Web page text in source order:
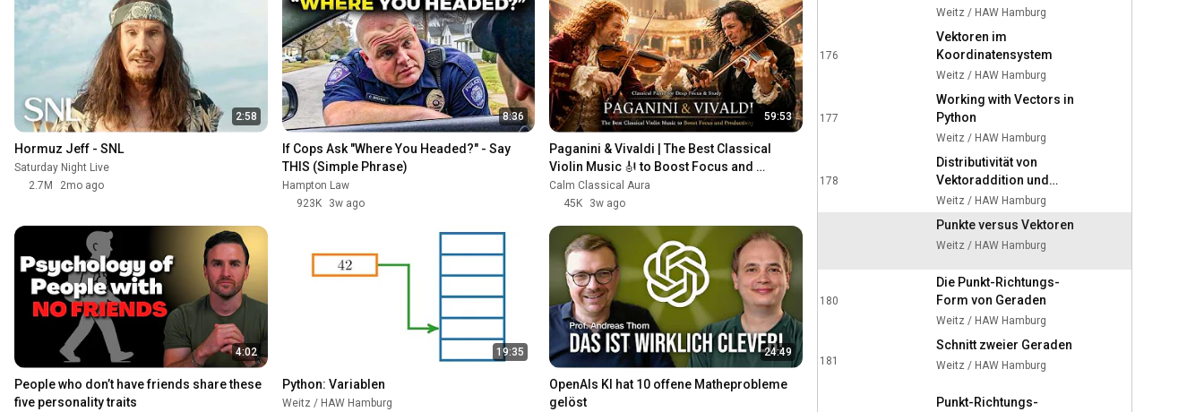
2:58
Hormuz Jeff - SNL
Saturday Night Live
2.7M
2mo ago
8:36
If Cops Ask "Where You Headed?" - Say
THIS (Simple Phrase)
Hampton Law
923K
3w ago
59:53
Paganini & Vivaldi | The Best Classical
Violin Music 🎻 to Boost Focus and
Productivity
Calm Classical Aura
45K
3w ago
4:02
People who don’t have friends share these
five personality traits
19:35
Python: Variablen
Weitz / HAW Hamburg
24:49
OpenAIs KI hat 10 offene Matheprobleme
gelöst
Weitz / HAW Hamburg
176
Vektoren im
Koordinatensystem
Weitz / HAW Hamburg
177
Working with Vectors in
Python
Weitz / HAW Hamburg
178
Distributivität von
Vektoraddition und
Skalarmultiplikation
Weitz / HAW Hamburg
Punkte versus Vektoren
Weitz / HAW Hamburg
180
Die Punkt-Richtungs-
Form von Geraden
Weitz / HAW Hamburg
181
Schnitt zweier Geraden
Weitz / HAW Hamburg
Punkt-Richtungs-